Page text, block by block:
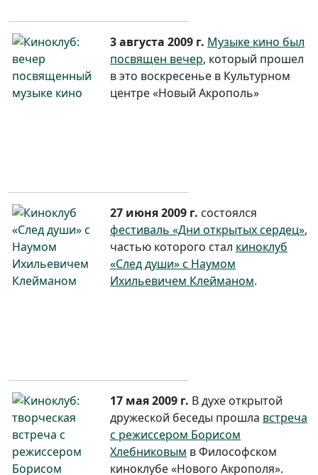
3 августа 2009 г. Музыке кино был
посвящен вечер, который прошел
в это воскресенье в Культурном
центре «Новый Акрополь»
27 июня 2009 г. состоялся
фестиваль «Дни открытых сердец»,
частью которого стал киноклуб
«След души» с Наумом
Ихильевичем Клейманом.
17 мая 2009 г. В духе открытой
дружеской беседы прошла встреча
с режиссером Борисом
Хлебниковым в Философском
киноклубе «Нового Акрополя».